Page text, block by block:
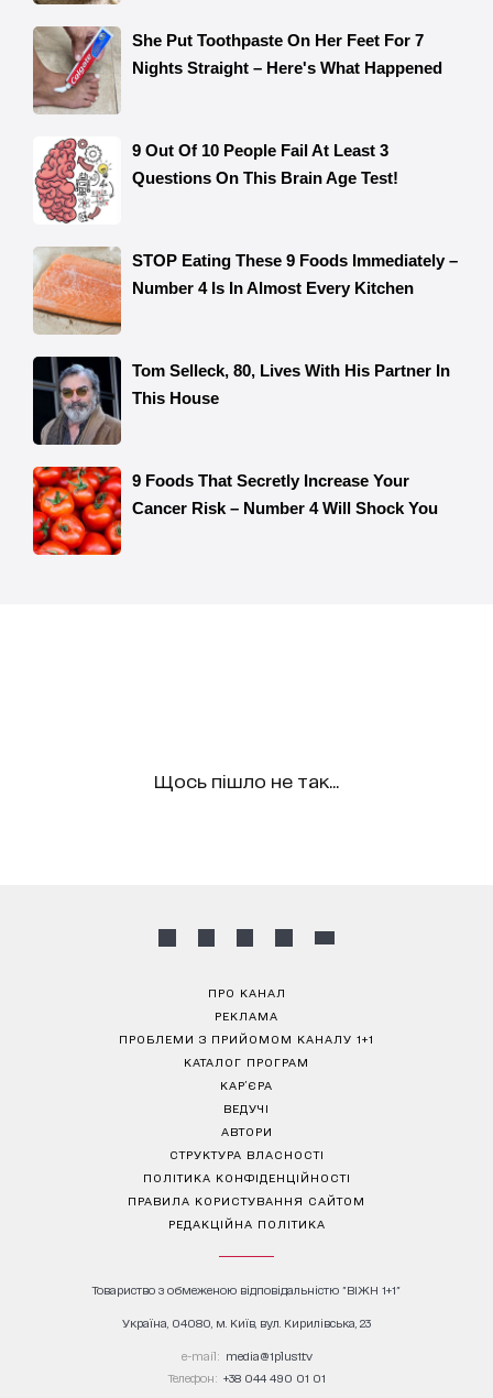
Щось пішло не так...
ПРО КАНАЛ
РЕКЛАМА
ПРОБЛЕМИ З ПРИЙОМОМ КАНАЛУ 1+1
КАТАЛОГ ПРОГРАМ
КАР’ЄРА
ВЕДУЧІ
АВТОРИ
СТРУКТУРА ВЛАСНОСТІ
ПОЛІТИКА КОНФІДЕНЦІЙНОСТІ
ПРАВИЛА КОРИСТУВАННЯ САЙТОМ
РЕДАКЦІЙНА ПОЛІТИКА
Товариство з обмеженою відповідальністю "ВІЖН 1+1"
Україна, 04080, м. Київ, вул. Кирилівська, 23
е-mail: media@1plus1.tv
Телефон: +38 044 490 01 01